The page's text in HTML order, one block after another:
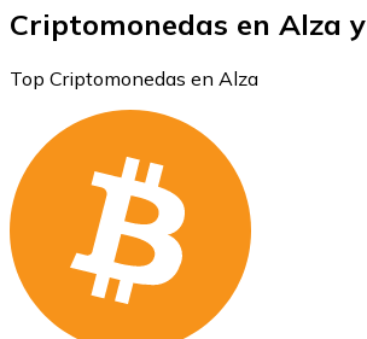
Criptomonedas en Alza
Top Criptomonedas en Alza